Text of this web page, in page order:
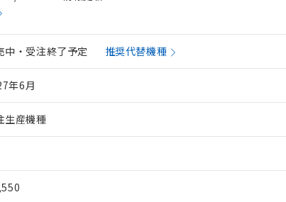
中・受注終了予定 推奨代替機種
年6月
生産機種